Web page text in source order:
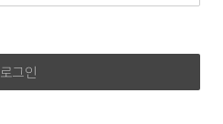
로그인